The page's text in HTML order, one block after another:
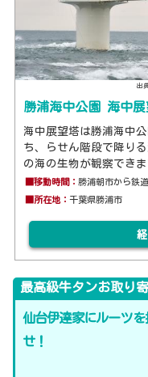
出
勝浦海中公園 海中展
海中展望塔は勝浦海中
ち、らせん階段で降り
の海の生物が観察できま
■移動時間：勝浦朝市から鉄
■所在地：千葉県勝浦市
最高級牛タンお取り
仙台伊達家にルーツ
せ！